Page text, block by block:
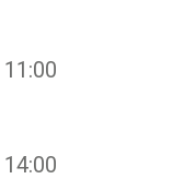
11:00
14:00